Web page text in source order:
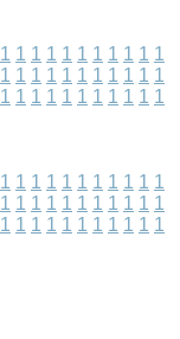
1 1 1 1 1 1 1 1 1 1 1
1 1 1 1 1 1 1 1 1 1 1
1 1 1 1 1 1 1 1 1 1 1
1 1 1 1 1 1 1 1 1 1 1
1 1 1 1 1 1 1 1 1 1 1
1 1 1 1 1 1 1 1 1 1 1